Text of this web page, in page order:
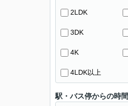
2LDK
3DK
4K
4LDK以上
駅・バス停からの時間